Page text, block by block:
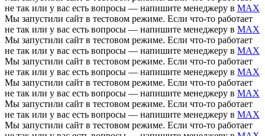
не так или у вас есть вопросы — напишите менеджеру в MAX
Мы запустили сайт в тестовом режиме. Если что-то работает
не так или у вас есть вопросы — напишите менеджеру в MAX
Мы запустили сайт в тестовом режиме. Если что-то работает
не так или у вас есть вопросы — напишите менеджеру в MAX
Мы запустили сайт в тестовом режиме. Если что-то работает
не так или у вас есть вопросы — напишите менеджеру в MAX
Мы запустили сайт в тестовом режиме. Если что-то работает
не так или у вас есть вопросы — напишите менеджеру в MAX
Мы запустили сайт в тестовом режиме. Если что-то работает
не так или у вас есть вопросы — напишите менеджеру в MAX
Мы запустили сайт в тестовом режиме. Если что-то работает